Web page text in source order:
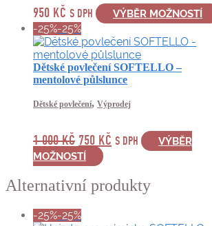
950 KČ S DPH VÝBĚR MOŽNOSTÍ
-25%-25%
Dětské povlečení SOFTELLO –
mentolové půlslunce
Dětské povlečení, Výprodej
1 000KČ PŮVODNÍ
CENA
1
000 KČ.
750 KČ AKTUÁLNÍ
750 KČ.
S DPH
VÝBĚR
MOŽNOSTÍ
Tento
má
více
Alternativní produkty
-25%-25%